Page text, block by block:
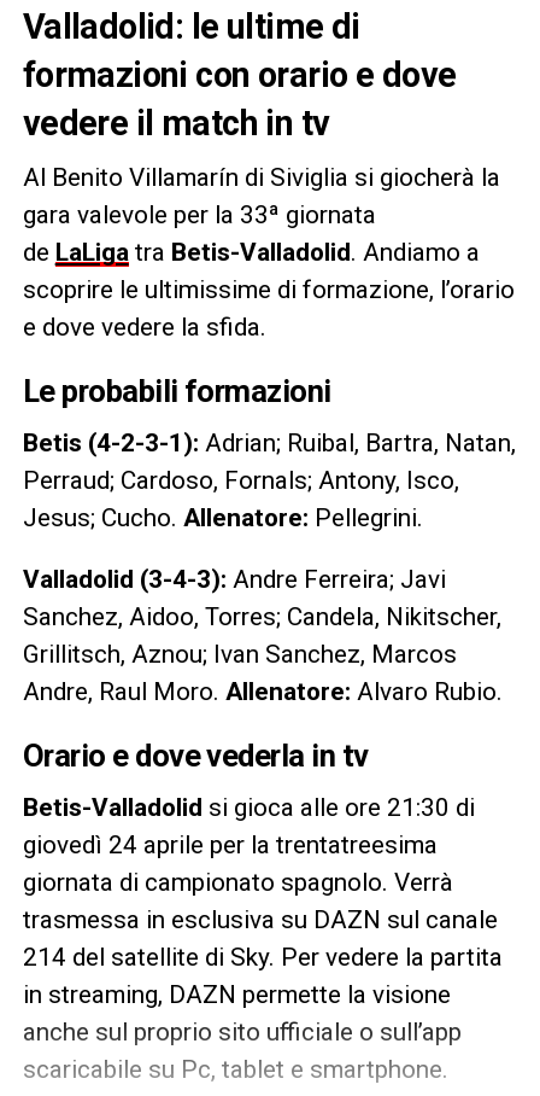
Valladolid: le ultime di
formazioni con orario e dove
vedere il match in tv
Al Benito Villamarín di Siviglia si giocherà la
gara valevole per la 33ª giornata
de LaLiga tra Betis-Valladolid. Andiamo a
scoprire le ultimissime di formazione, l’orario
e dove vedere la sfida.
Le probabili formazioni
Betis (4-2-3-1): Adrian; Ruibal, Bartra, Natan,
Perraud; Cardoso, Fornals; Antony, Isco,
Jesus; Cucho. Allenatore: Pellegrini.
Valladolid (3-4-3): Andre Ferreira; Javi
Sanchez, Aidoo, Torres; Candela, Nikitscher,
Grillitsch, Aznou; Ivan Sanchez, Marcos
Andre, Raul Moro. Allenatore: Alvaro Rubio.
Orario e dove vederla in tv
Betis-Valladolid si gioca alle ore 21:30 di
giovedì 24 aprile per la trentatreesima
giornata di campionato spagnolo. Verrà
trasmessa in esclusiva su DAZN sul canale
214 del satellite di Sky. Per vedere la partita
in streaming, DAZN permette la visione
anche sul proprio sito ufficiale o sull’app
scaricabile su Pc, tablet e smartphone.